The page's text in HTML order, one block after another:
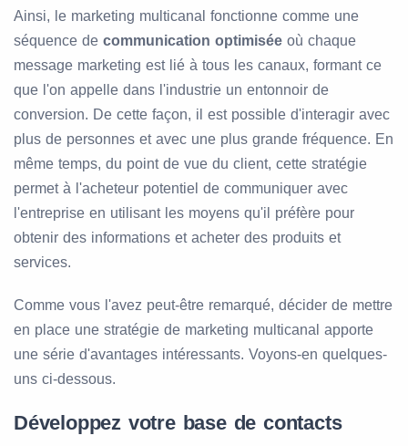
Ainsi, le marketing multicanal fonctionne comme une
séquence de communication optimisée où chaque
message marketing est lié à tous les canaux, formant ce
que l'on appelle dans l'industrie un entonnoir de
conversion. De cette façon, il est possible d'interagir avec
plus de personnes et avec une plus grande fréquence. En
même temps, du point de vue du client, cette stratégie
permet à l'acheteur potentiel de communiquer avec
l'entreprise en utilisant les moyens qu'il préfère pour
obtenir des informations et acheter des produits et
services.
Comme vous l'avez peut-être remarqué, décider de mettre
en place une stratégie de marketing multicanal apporte
une série d'avantages intéressants. Voyons-en quelques-
uns ci-dessous.
Développez votre base de contacts